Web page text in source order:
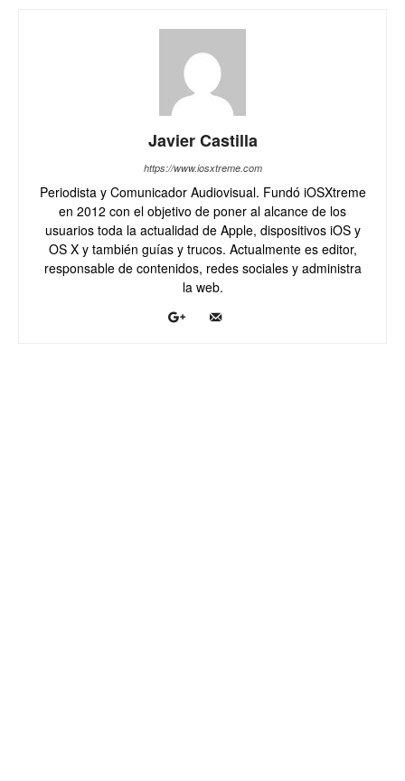
Javier Castilla
https://www.iosxtreme.com
Periodista y Comunicador Audiovisual. Fundó iOSXtreme
en 2012 con el objetivo de poner al alcance de los
usuarios toda la actualidad de Apple, dispositivos iOS y
OS X y también guías y trucos. Actualmente es editor,
responsable de contenidos, redes sociales y administra
la web.